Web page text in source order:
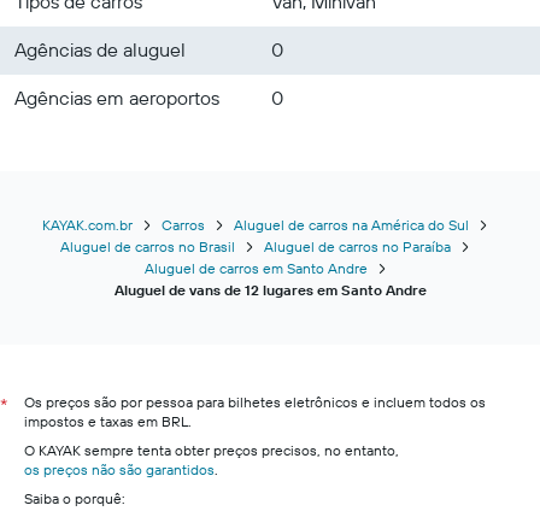
Agências de aluguel
0
Agências em aeroportos
0
KAYAK.com.br Carros
Aluguel de carros na América do Sul
Aluguel de carros no Brasil
Aluguel de carros no Paraíba
Aluguel de carros em Santo Andre
Aluguel de vans de 12 lugares em Santo Andre
*
Os preços são por pessoa para bilhetes eletrônicos e incluem todos os
impostos e taxas em BRL.
O KAYAK sempre tenta obter preços precisos, no entanto,
os preços não são garantidos.
Saiba o porquê: